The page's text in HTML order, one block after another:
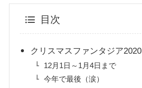
目次
クリスマスファンタジア2020
12月1日～1月4日まで
今年で最後（涙）